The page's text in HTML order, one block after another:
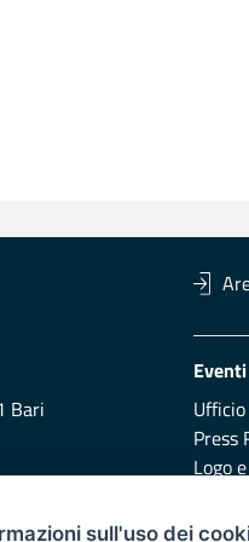
Bari
Press
Logo
sull'uso dei